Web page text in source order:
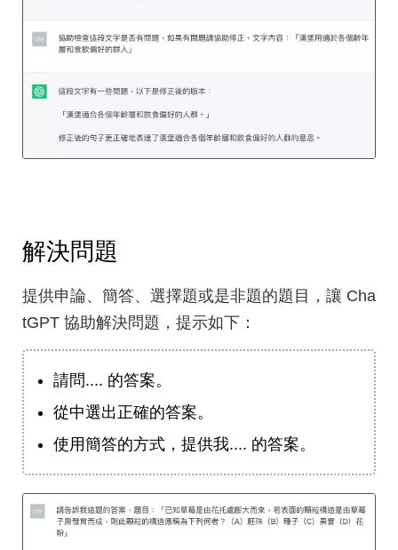
解決問題
提供申論、簡答、選擇題或是非題的題目，讓 Cha
tGPT 協助解決問題，提示如下：
請問.... 的答案。
從中選出正確的答案。
使用簡答的方式，提供我.... 的答案。